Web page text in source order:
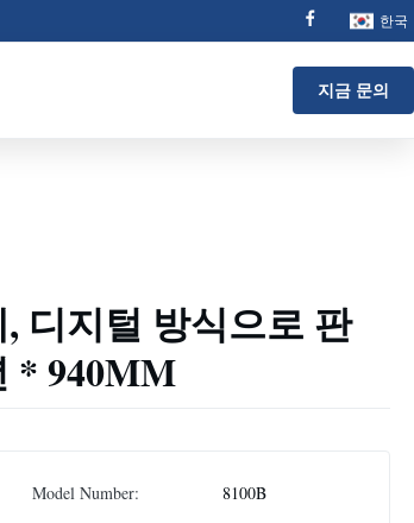
한국
지금 문의
디지털 방식으로 판
* 940MM
Model Number: 8100B